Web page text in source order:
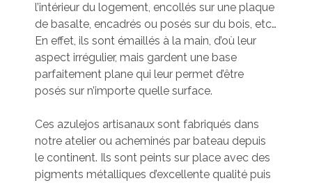
l’intérieur du logement, encollés sur une plaque
de basalte, encadrés ou posés sur du bois, etc…
En effet, ils sont émaillés à la main, d’où leur
aspect irrégulier, mais gardent une base
parfaitement plane qui leur permet d’être
posés sur n’importe quelle surface.
Ces azulejos artisanaux sont fabriqués dans
notre atelier ou acheminés par bateau depuis
le continent. Ils sont peints sur place avec des
pigments métalliques d’excellente qualité puis